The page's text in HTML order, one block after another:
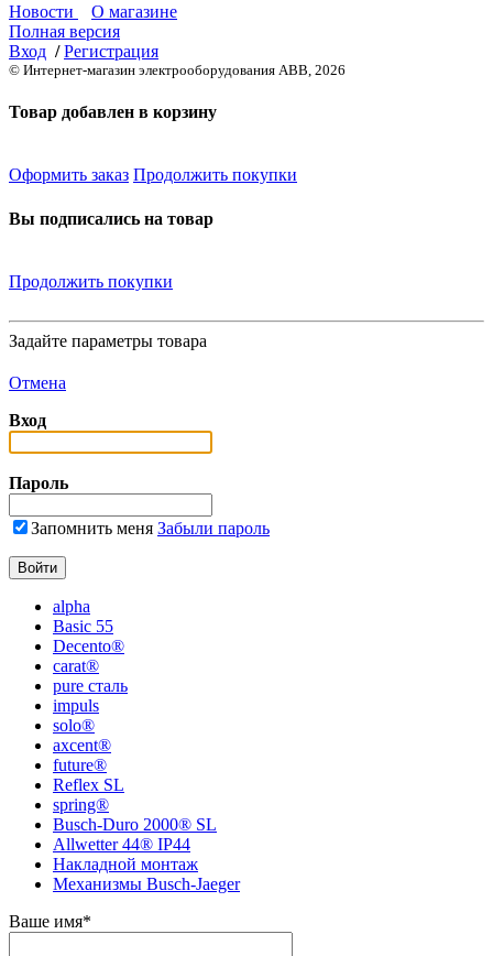
Новости
О магазине
Полная версия
Вход / Регистрация
© Интернет-магазин электрооборудования ABB, 2026
Товар добавлен в корзину
Оформить заказ Продолжить покупки
Вы подписались на товар
Продолжить покупки
Задайте параметры товара
Отмена
Вход
Пароль
Запомнить меня Забыли пароль
alpha
Basic 55
Decento®
carat®
pure сталь
impuls
solo®
axcent®
future®
Reflex SL
spring®
Busch-Duro 2000® SL
Allwetter 44® IP44
Накладной монтаж
Механизмы Busch-Jaeger
Ваше имя*